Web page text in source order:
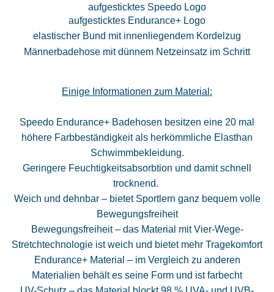
aufgesticktes Speedo Logo
aufgesticktes Endurance+ Logo
elastischer Bund mit innenliegendem Kordelzug
Männerbadehose mit dünnem Netzeinsatz im Schritt
Einige Informationen zum Material:
Speedo Endurance+ Badehosen besitzen eine 20 mal
höhere Farbbeständigkeit als herkömmliche Elasthan
Schwimmbekleidung.
Geringere Feuchtigkeitsabsorbtion und damit schnell
trocknend.
Weich und dehnbar – bietet Sportlern ganz bequem volle
Bewegungsfreiheit
Bewegungsfreiheit – das Material mit Vier-Wege-
Stretchtechnologie ist weich und bietet mehr Tragekomfort
Endurance+ Material – im Vergleich zu anderen
Materialien behält es seine Form und ist farbecht